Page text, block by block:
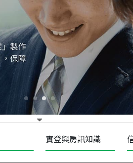
年 月
四維
新竹市新
115
菁
新竹市新
實登與房訊知識